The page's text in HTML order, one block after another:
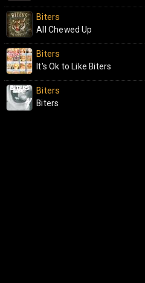
Biters
All Chewed Up
Biters
It's Ok to Like Biters
Biters
Biters